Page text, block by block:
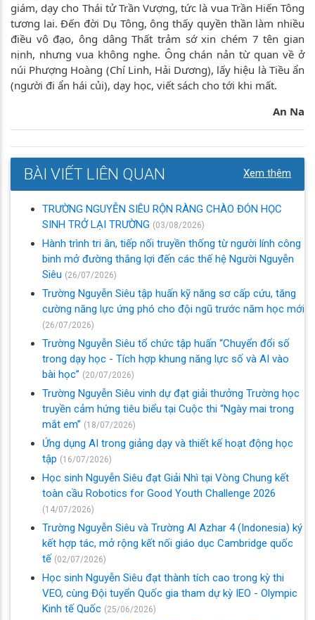
giám, dạy cho Thái tử Trần Vượng, tức là vua Trần Hiến Tông
tương lai. Đến đời Dụ Tông, ông thấy quyền thần làm nhiều
điều vô đạo, ông dâng Thất trảm sớ xin chém 7 tên gian
nịnh, nhưng vua không nghe. Ông chán nản từ quan về ở
núi Phượng Hoàng (Chí Linh, Hải Dương), lấy hiệu là Tiều ẩn
(người đi ẩn hái củi), dạy học, viết sách cho tới khi mất.
An Na
BÀI VIẾT LIÊN QUAN Xem thêm
TRƯỜNG NGUYỄN SIÊU RỘN RÀNG CHÀO ĐÓN HỌC
SINH TRỞ LẠI TRƯỜNG (03/08/2026)
Hành trình tri ân, tiếp nối truyền thống từ người lính công
binh mở đường thắng lợi đến các thế hệ Người Nguyễn
Siêu (26/07/2026)
Trường Nguyễn Siêu tập huấn kỹ năng sơ cấp cứu, tăng
cường năng lực ứng phó cho đội ngũ trước năm học mới
(26/07/2026)
Trường Nguyễn Siêu tổ chức tập huấn “Chuyển đổi số
trong dạy học - Tích hợp khung năng lực số và AI vào
bài học” (20/07/2026)
Trường Nguyễn Siêu vinh dự đạt giải thưởng Trường học
truyền cảm hứng tiêu biểu tại Cuộc thi “Ngày mai trong
mắt em” (18/07/2026)
Ứng dụng AI trong giảng dạy và thiết kế hoạt động học
tập (16/07/2026)
Học sinh Nguyễn Siêu đạt Giải Nhì tại Vòng Chung kết
toàn cầu Robotics for Good Youth Challenge 2026
(14/07/2026)
Trường Nguyễn Siêu và Trường Al Azhar 4 (Indonesia) ký
kết hợp tác, mở rộng kết nối giáo dục Cambridge quốc
tế (02/07/2026)
Học sinh Nguyễn Siêu đạt thành tích cao trong kỳ thi
VEO, cùng Đội tuyển Quốc gia tham dự kỳ IEO - Olympic
Kinh tế Quốc (25/06/2026)